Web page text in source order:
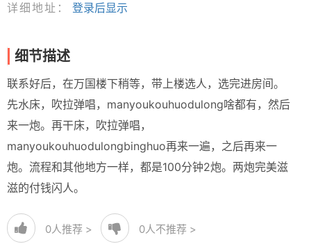
详细地址：
登录后显示
细节描述
联系好后，在万国楼下稍等，带上楼选人，选完进房间。
先水床，吹拉弹唱，manyoukouhuodulong啥都有，然后
来一炮。再干床，吹拉弹唱，
manyoukouhuodulongbinghuo再来一遍，之后再来一
炮。流程和其他地方一样，都是100分钟2炮。两炮完美滋
滋的付钱闪人。
0人推荐 > 0人不推荐 >